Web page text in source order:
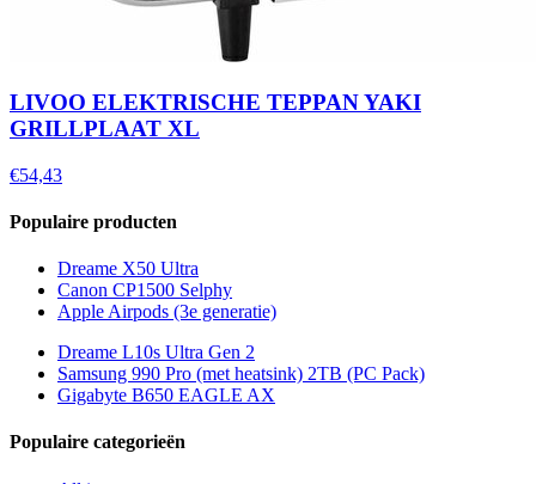
LIVOO ELEKTRISCHE TEPPAN YAKI
GRILLPLAAT XL
€54,43
Populaire producten
Dreame X50 Ultra
Canon CP1500 Selphy
Apple Airpods (3e generatie)
Dreame L10s Ultra Gen 2
Samsung 990 Pro (met heatsink) 2TB (PC Pack)
Gigabyte B650 EAGLE AX
Populaire categorieën